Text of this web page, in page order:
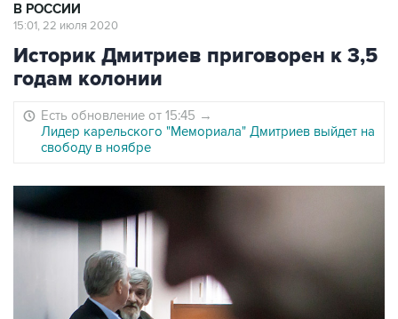
В РОССИИ
15:01, 22 июля 2020
Историк Дмитриев приговорен к 3,5
годам колонии
Есть обновление от 15:45 →
Лидер карельского "Мемориала" Дмитриев выйдет на
свободу в ноябре